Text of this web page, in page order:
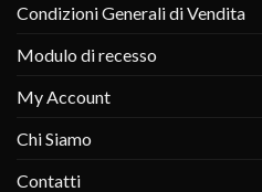
Condizioni Generali di Vendita
Modulo di recesso
My Account
Chi Siamo
Contatti